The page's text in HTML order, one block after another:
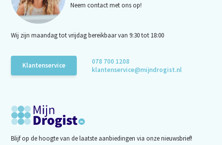
Neem contact met ons op!
Wij zijn maandag tot vrijdag bereikbaar van 9:30 tot 18:00
Klantenservice
078 700 1208
klantenservice@mijndrogist.nl
Blijf op de hoogte van de laatste aanbiedingen via onze nieuwsbrief!